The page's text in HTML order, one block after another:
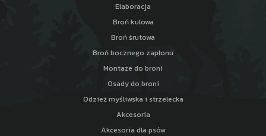
Elaboracja
Broń kulowa
Broń śrutowa
Broń bocznego zapłonu
Montaże do broni
Osady do broni
Odzież myśliwska i strzelecka
Akcesoria
Akcesoria dla psów